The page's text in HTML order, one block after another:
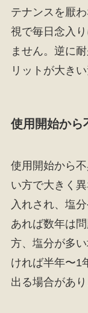
テナンスを厭
視で毎日念入
ません。逆に
リットが大きい
使用開始から
使用開始から
い方で大きく
入れされ、塩
あれば数年は
方、塩分が多
ければ半年〜1
出る場合があり